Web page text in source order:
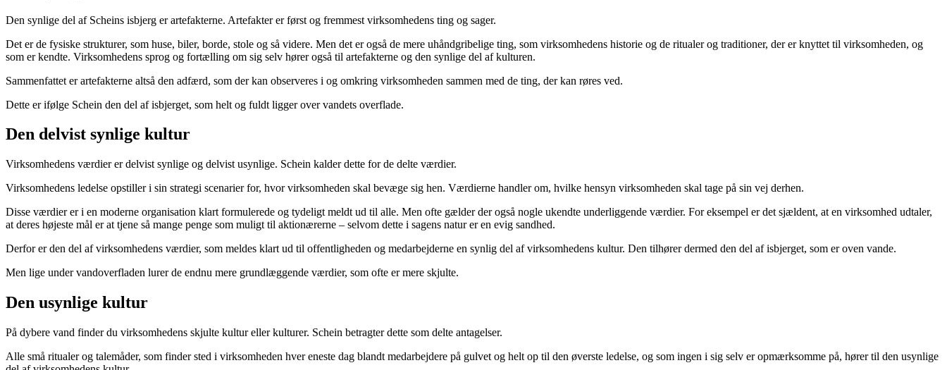
Den synlige del af Scheins isbjerg er artefakterne. Artefakter er først og fremmest virksomhedens ting og sager.
Det er de fysiske strukturer, som huse, biler, borde, stole og så videre. Men det er også de mere uhåndgribelige ting, som virksomhedens historie og de ritualer og traditioner, der er knyttet til virksomheden, og
som er kendte. Virksomhedens sprog og fortælling om sig selv hører også til artefakterne og den synlige del af kulturen.
Sammenfattet er artefakterne altså den adfærd, som der kan observeres i og omkring virksomheden sammen med de ting, der kan røres ved.
Dette er ifølge Schein den del af isbjerget, som helt og fuldt ligger over vandets overflade.
Den delvist synlige kultur
Virksomhedens værdier er delvist synlige og delvist usynlige. Schein kalder dette for de delte værdier.
Virksomhedens ledelse opstiller i sin strategi scenarier for, hvor virksomheden skal bevæge sig hen. Værdierne handler om, hvilke hensyn virksomheden skal tage på sin vej derhen.
Disse værdier er i en moderne organisation klart formulerede og tydeligt meldt ud til alle. Men ofte gælder der også nogle ukendte underliggende værdier. For eksempel er det sjældent, at en virksomhed udtaler,
at deres højeste mål er at tjene så mange penge som muligt til aktionærerne – selvom dette i sagens natur er en evig sandhed.
Derfor er den del af virksomhedens værdier, som meldes klart ud til offentligheden og medarbejderne en synlig del af virksomhedens kultur. Den tilhører dermed den del af isbjerget, som er oven vande.
Men lige under vandoverfladen lurer de endnu mere grundlæggende værdier, som ofte er mere skjulte.
Den usynlige kultur
På dybere vand finder du virksomhedens skjulte kultur eller kulturer. Schein betragter dette som delte antagelser.
Alle små ritualer og talemåder, som finder sted i virksomheden hver eneste dag blandt medarbejdere på gulvet og helt op til den øverste ledelse, og som ingen i sig selv er opmærksomme på, hører til den usynlige